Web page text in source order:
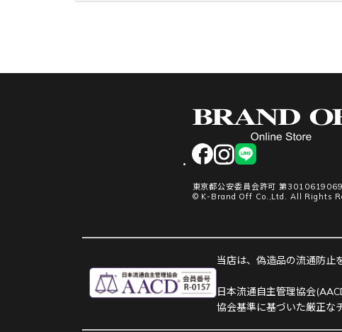
facebookinstagram
LINE
東京都公安委員会許可 第
© K-Brand Off Co.,Ltd. All Rights
当店は、偽造品の流通防止
日本流通自主管理協会
協会基準に基づいた厳正な